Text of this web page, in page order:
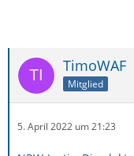
TimoWAF
Mitglied
5. April 2022 um 21:23